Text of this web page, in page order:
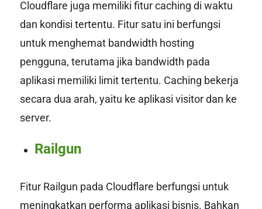
Cloudflare juga memiliki fiturcaching di waktu
dan kondisi tertentu. Fitur satu ini berfungsi
untuk menghemat bandwidth hosting
pengguna, terutama jika bandwidth pada
aplikasi memiliki limit tertentu. Caching bekerja
secara dua arah, yaitu ke aplikasi visitor dan ke
server.
Railgun
Fitur Railgun pada Cloudflare berfungsi untuk
meningkatkan performa aplikasi bisnis. Bahkan